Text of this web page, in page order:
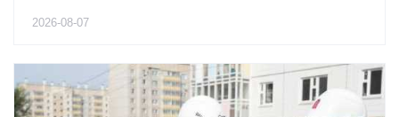
2026-08-07